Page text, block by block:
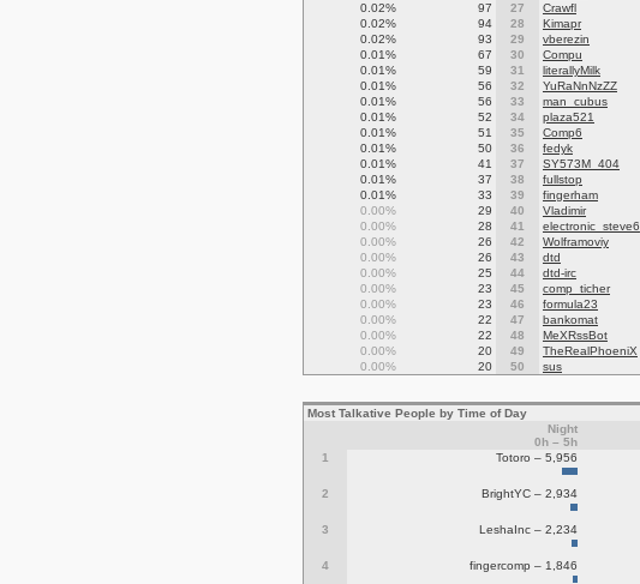
0.02%
97 27 Crawfl
0.02%
94 28 Kimapr
0.02%
93 29 vberezin
0.01%
67 30 Compu
0.01%
59 31 literallyMilk
0.01%
56 32 YuRaNnNzZZ
0.01%
56 33 man_cubus
0.01%
52 34 plaza521
0.01%
51 35 Comp6
0.01%
50 36 fedyk
0.01%
41 37 SY573M_404
0.01%
37 38 fullstop
0.01%
33 39 fingerham
0.00%
29 40 Vladimir
0.00%
28 41 electronic_steve6
0.00%
26 42 Wolframoviy
0.00%
26 43 dtd
0.00%
25 44 dtd-irc
0.00%
23 45 comp_ticher
0.00%
23 46 formula23
0.00%
22 47 bankomat
0.00%
22 48 MeXRssBot
0.00%
20 49 TheRealPhoeniX
0.00%
20 50 sus
Most Talkative People by Time of Day
Night
0h – 5h
1
Totoro – 5,956
2 BrightYC – 2,934
3 LeshaInc – 2,234
4 fingercomp – 1,846